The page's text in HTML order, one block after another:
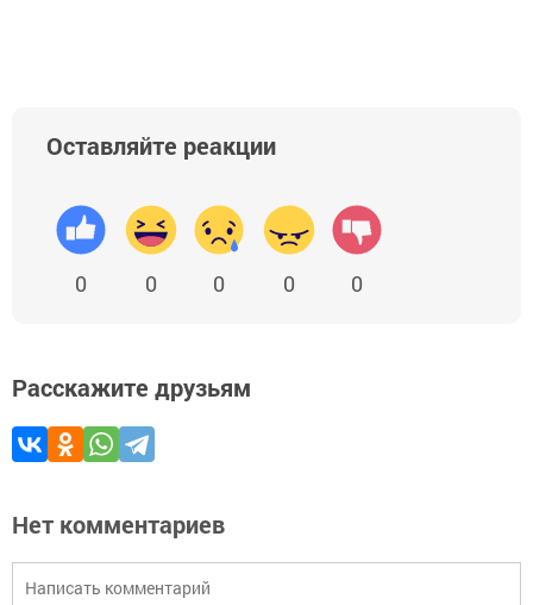
Оставляйте реакции
0 0 0 0 0
Расскажите друзьям
Нет комментариев